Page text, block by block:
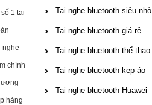
số 1 tại
nghe
chính
hàng
Tai nghe bluetooth siêu nhỏ
Tai nghe bluetooth giá rẻ
Tai nghe bluetooth thể thao
Tai nghe bluetooth kẹp áo
Tai nghe bluetooth Huawei